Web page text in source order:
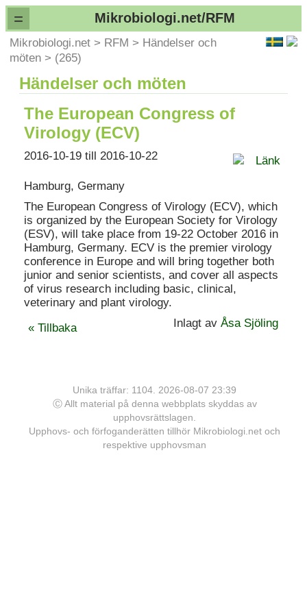
= Mikrobiologi.net/RFM
Mikrobiologi.net > RFM > Händelser och
möten > (265)
Händelser och möten
The European Congress of
Virology (ECV)
Länk
2016-10-19 till 2016-10-22
Hamburg, Germany
The European Congress of Virology (ECV), which
is organized by the European Society for Virology
(ESV), will take place from 19-22 October 2016 in
Hamburg, Germany. ECV is the premier virology
conference in Europe and will bring together both
junior and senior scientists, and cover all aspects
of virus research including basic, clinical,
veterinary and plant virology.
« Tillbaka
Inlagt av Åsa Sjöling
Unika träffar: 1104. 2026-08-07 23:39
Ⓒ Allt material på denna webbplats skyddas av
upphovsrättslagen.
Upphovs- och förfoganderätten tillhör Mikrobiologi.net och
respektive upphovsman